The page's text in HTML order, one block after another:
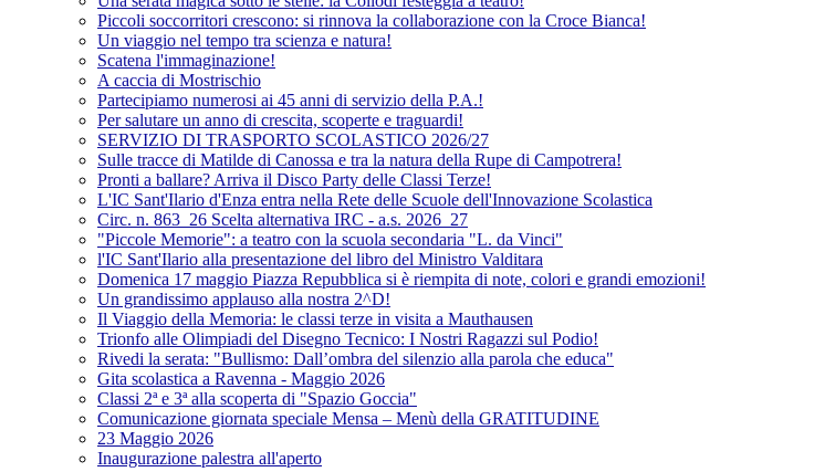
Piccoli soccorritori crescono: si rinnova la collaborazione con la Croce Bianca!
Un viaggio nel tempo tra scienza e natura!
Scatena l'immaginazione!
A caccia di Mostrischio
Partecipiamo numerosi ai 45 anni di servizio della P.A.!
Per salutare un anno di crescita, scoperte e traguardi!
SERVIZIO DI TRASPORTO SCOLASTICO 2026/27
Sulle tracce di Matilde di Canossa e tra la natura della Rupe di Campotrera!
Pronti a ballare? Arriva il Disco Party delle Classi Terze!
L'IC Sant'Ilario d'Enza entra nella Rete delle Scuole dell'Innovazione Scolastica
Circ. n. 863_26 Scelta alternativa IRC - a.s. 2026_27
"Piccole Memorie": a teatro con la scuola secondaria "L. da Vinci"
l'IC Sant'Ilario alla presentazione del libro del Ministro Valditara
Domenica 17 maggio Piazza Repubblica si è riempita di note, colori e grandi emozioni!
Un grandissimo applauso alla nostra 2^D!
Il Viaggio della Memoria: le classi terze in visita a Mauthausen
Trionfo alle Olimpiadi del Disegno Tecnico: I Nostri Ragazzi sul Podio!
Rivedi la serata: "Bullismo: Dall’ombra del silenzio alla parola che educa"
Gita scolastica a Ravenna - Maggio 2026
Classi 2ª e 3ª alla scoperta di "Spazio Goccia"
Comunicazione giornata speciale Mensa – Menù della GRATITUDINE
23 Maggio 2026
Inaugurazione palestra all'aperto